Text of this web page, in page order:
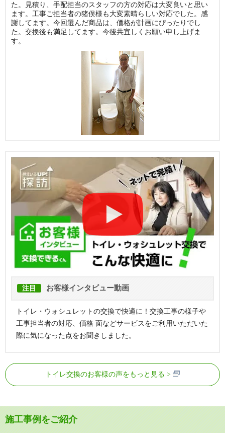
た。見積り、手配担当のスタッフの方の対応は大変良いと思い
ます。工事ご担当者の猪俣様も大変素晴らしい対応でした。感
謝してます。今回選んだ商品は、価格が計画にぴったりでし
た。交換後も満足してます。今後共宜しくお願い申し上げま
す。
注目 お客様インタビュー動画
トイレ・ウォシュレットの交換で快適に！交換工事の様子や
工事担当者の対応、価格 面などサービスをご利用いただいた
際に気になった点をお聞きしました。
トイレ交換のお客様の声をもっと見る
施工事例をご紹介